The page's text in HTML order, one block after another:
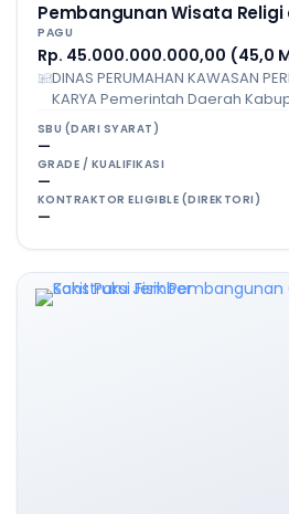
Pembangunan Wisata Religi
PAGU
Rp. 45.000.000.000,00 (45,0
DINAS PERUMAHAN KAWASAN
KARYA Pemerintah Daerah
SBU (DARI SYARAT)
—
GRADE / KUALIFIKASI
—
KONTRAKTOR ELIGIBLE (DIREKTORI)
—